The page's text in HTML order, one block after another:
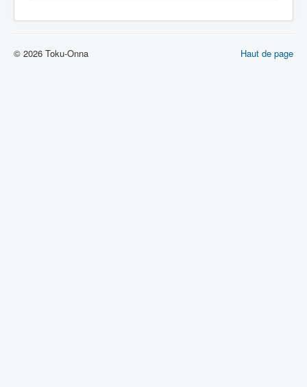
Haut de page
© 2026 Toku-Onna